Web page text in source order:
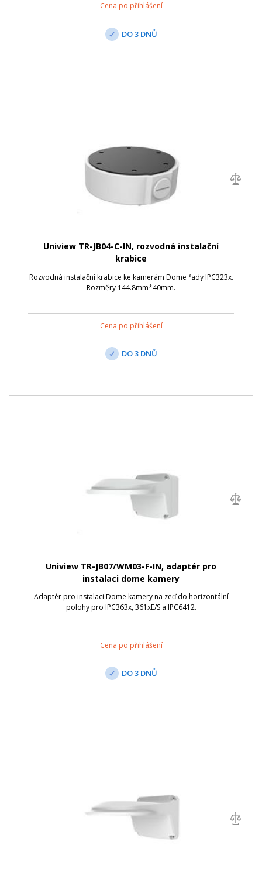
Cena po přihlášení
DO 3 DNŮ
Uniview TR-JB04-C-IN, rozvodná instalační
krabice
Rozvodná instalační krabice ke kamerám Dome řady IPC323x.
Rozměry 144.8mm*40mm.
Cena po přihlášení
DO 3 DNŮ
Uniview TR-JB07/WM03-F-IN, adaptér pro
instalaci dome kamery
Adaptér pro instalaci Dome kamery na zeď do horizontální
polohy pro IPC363x, 361xE/S a IPC6412.
Cena po přihlášení
DO 3 DNŮ